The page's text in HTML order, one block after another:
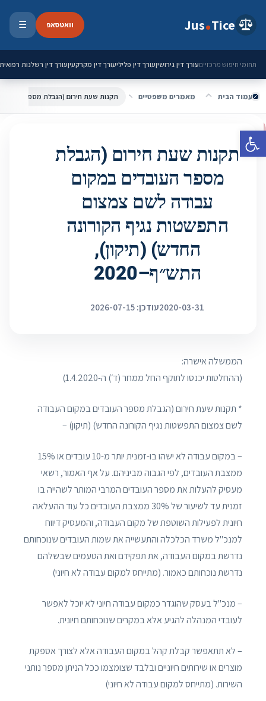
פתח סרגל נגישות
Jus Tice וואטסאפ ☰
תחומי חיפוש מרכזייםעורך דין גירושיןעורך דין פליליעורך דין מקרקעיןעורך דין רשלנות רפואית
עמוד הבית מאמרים משפטיים
תקנות שעת חירום (הגבלת
מספר העובדים במקום
עבודה לשם צמצום
התפשטות נגיף הקורונה
החדש) (תיקון),
התש״ף–2020
2020-03-31עודכן: 2026-07-15
הממשלה אישרה:
(ההחלטות יכנסו לתוקף החל ממחר (ד׳) ה-1.4.2020)
* תקנות שעת חירום (הגבלת מספר העובדים במקום העבודה
לשם צמצום התפשטות נגיף הקורונה החדש) (תיקון) –
– במקום עבודה לא ישהו בו-זמנית יותר מ-10 עובדים או 15%
ממצבת העובדים, לפי הגבוה מביניהם. על אף האמור, רשאי
מעסיק להעלות את מספר העובדים המרבי המותר לשהייה בו
זמנית עד לשיעור של 30% ממצבת העובדים כל עוד ההעלאה
חיונית לפעילות השוטפת של מקום העבודה, והמעסיק דיווח
למנכ"ל משרד הכלכלה והתעשייה את שמות העובדים שנוכחותם
נדרשת במקום העבודה, את תפקידם ואת הטעמים שבשלהם
נדרשת נוכחותם כאמור. (מתייחס למקום עבודה לא חיוני)
– מנכ"ל בעסק שהוגדר כמקום עבודה חיוני לא יוכל לאפשר
לעובדי המנהלה להגיע אלא במקרים שנוכחותם חיונית.
– לא תתאפשר קבלת קהל במקום העבודה אלא לצורך אספקת
מוצרים או שירותים חיוניים ובלבד שצומצמו ככל הניתן מספר נותני
השירות. (מתייחס למקום עבודה לא חיוני)